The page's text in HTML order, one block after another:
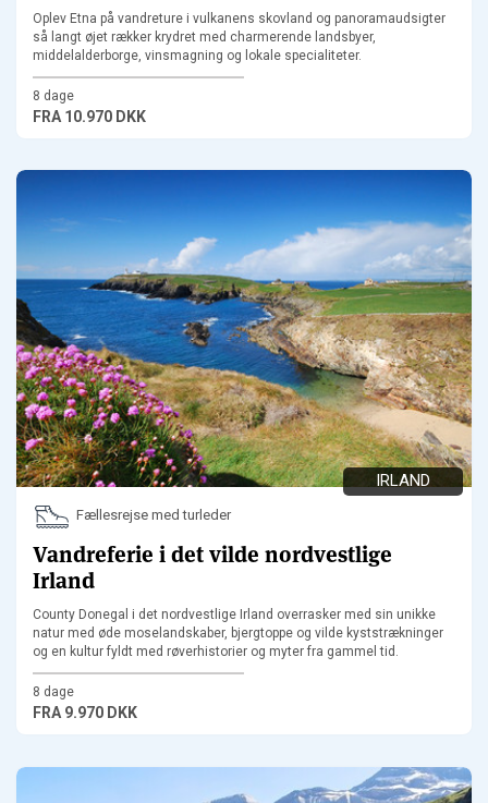
Oplev Etna på vandreture i vulkanens skovland og panoramaudsigter
så langt øjet rækker krydret med charmerende landsbyer,
middelalderborge, vinsmagning og lokale specialiteter.
8 dage
FRA 10.970 DKK
IRLAND
Fællesrejse med turleder
Vandreferie i det vilde nordvestlige
Irland
County Donegal i det nordvestlige Irland overrasker med sin unikke
natur med øde moselandskaber, bjergtoppe og vilde kyststrækninger
og en kultur fyldt med røverhistorier og myter fra gammel tid.
8 dage
FRA 9.970 DKK